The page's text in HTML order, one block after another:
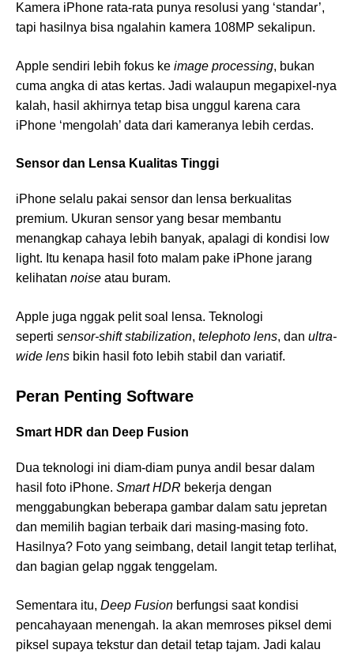
Kamera iPhone rata-rata punya resolusi yang ‘standar’,
tapi hasilnya bisa ngalahin kamera 108MP sekalipun.
Apple sendiri lebih fokus ke image processing, bukan
cuma angka di atas kertas. Jadi walaupun megapixel-nya
kalah, hasil akhirnya tetap bisa unggul karena cara
iPhone ‘mengolah’ data dari kameranya lebih cerdas.
Sensor dan Lensa Kualitas Tinggi
iPhone selalu pakai sensor dan lensa berkualitas
premium. Ukuran sensor yang besar membantu
menangkap cahaya lebih banyak, apalagi di kondisi low
light. Itu kenapa hasil foto malam pake iPhone jarang
kelihatan noise atau buram.
Apple juga nggak pelit soal lensa. Teknologi
seperti sensor-shift stabilization, telephoto lens, dan ultra-
wide lens bikin hasil foto lebih stabil dan variatif.
Peran Penting Software
Smart HDR dan Deep Fusion
Dua teknologi ini diam-diam punya andil besar dalam
hasil foto iPhone. Smart HDR bekerja dengan
menggabungkan beberapa gambar dalam satu jepretan
dan memilih bagian terbaik dari masing-masing foto.
Hasilnya? Foto yang seimbang, detail langit tetap terlihat,
dan bagian gelap nggak tenggelam.
Sementara itu, Deep Fusion berfungsi saat kondisi
pencahayaan menengah. Ia akan memroses piksel demi
piksel supaya tekstur dan detail tetap tajam. Jadi kalau